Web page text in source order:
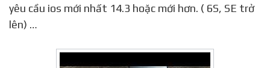
yêu cầu ios mới nhất 14.3 hoặc mới hơn. ( 6S, SE trở
lên) …